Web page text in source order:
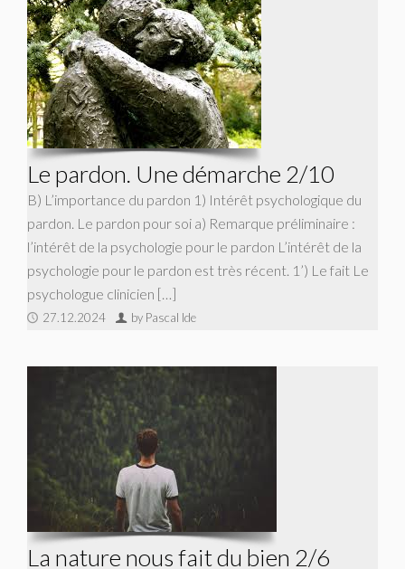
Le pardon. Une démarche 2/10
B) L’importance du pardon 1) Intérêt psychologique du
pardon. Le pardon pour soi a) Remarque préliminaire :
l’intérêt de la psychologie pour le pardon L’intérêt de la
psychologie pour le pardon est très récent. 1’) Le fait Le
psychologue clinicien […]
27.12.2024 by Pascal Ide
La nature nous fait du bien 2/6